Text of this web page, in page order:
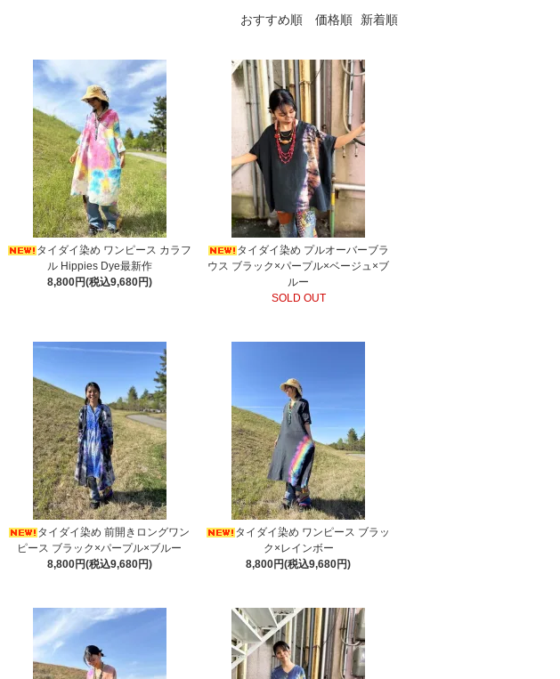
おすすめ順 価格順 新着順
タイダイ染め ワンピース カラフ
ル Hippies Dye最新作
8,800円(税込9,680円)
タイダイ染め プルオーバーブラ
ウス ブラック×パープル×ベージュ×ブ
ルー
SOLD OUT
タイダイ染め 前開きロングワン
ピース ブラック×パープル×ブルー
8,800円(税込9,680円)
タイダイ染め ワンピース ブラッ
ク×レインボー
8,800円(税込9,680円)